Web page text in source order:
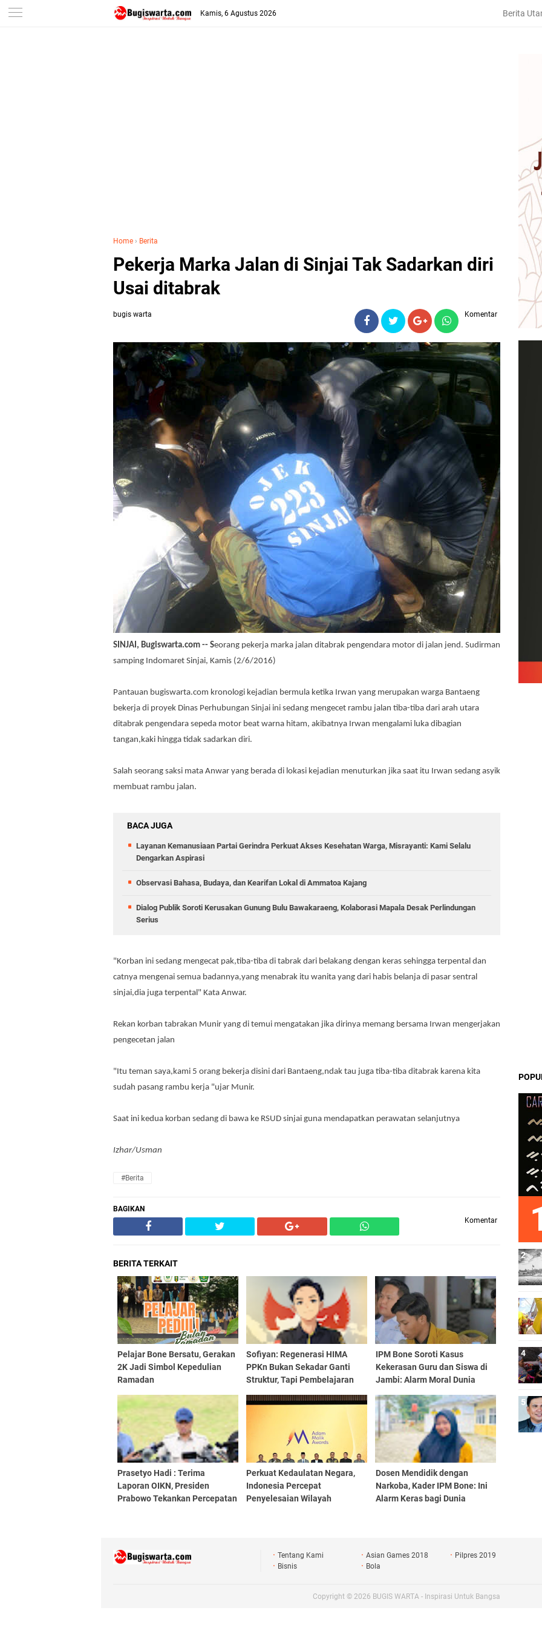
-->
Kamis, 6 Agustus 2026 Berita
Home › Berita
Pekerja Marka Jalan di Sinjai Tak Sadarkan diri
Usai ditabrak
bugis warta Komentar
SINJAI, Bugiswarta.com -- Seorang pekerja marka jalan ditabrak pengendara motor di jalan jend. Sudirman
samping Indomaret Sinjai, Kamis (2/6/2016)
Pantauan bugiswarta.com kronologi kejadian bermula ketika Irwan yang merupakan warga Bantaeng
bekerja di proyek Dinas Perhubungan Sinjai ini sedang mengecet rambu jalan tiba-tiba dari arah utara
ditabrak pengendara sepeda motor beat warna hitam, akibatnya Irwan mengalami luka dibagian
tangan,kaki hingga tidak sadarkan diri.
Salah seorang saksi mata Anwar yang berada di lokasi kejadian menuturkan jika saat itu Irwan sedang asyik
membuat rambu jalan.
BACA JUGA
Layanan Kemanusiaan Partai Gerindra Perkuat Akses Kesehatan Warga, Misrayanti: Kami Selalu
Dengarkan Aspirasi
Observasi Bahasa, Budaya, dan Kearifan Lokal di Ammatoa Kajang
Dialog Publik Soroti Kerusakan Gunung Bulu Bawakaraeng, Kolaborasi Mapala Desak Perlindungan
Serius
"Korban ini sedang mengecat pak,tiba-tiba di tabrak dari belakang dengan keras sehingga terpental dan
catnya mengenai semua badannya,yang menabrak itu wanita yang dari habis belanja di pasar sentral
sinjai,dia juga terpental" Kata Anwar.
Rekan korban tabrakan Munir yang di temui mengatakan jika dirinya memang bersama Irwan mengerjakan
pengecetan jalan
"Itu teman saya,kami 5 orang bekerja disini dari Bantaeng,ndak tau juga tiba-tiba ditabrak karena kita
sudah pasang rambu kerja "ujar Munir.
Saat ini kedua korban sedang di bawa ke RSUD sinjai guna mendapatkan perawatan selanjutnya
Izhar/Usman
#Berita
BAGIKAN
Komentar
BERITA TERKAIT
Pelajar Bone Bersatu, Gerakan
2K Jadi Simbol Kepedulian
Ramadan
Sofiyan: Regenerasi HIMA
PPKn Bukan Sekadar Ganti
Struktur, Tapi Pembelajaran
IPM Bone Soroti Kasus
Kekerasan Guru dan Siswa di
Jambi: Alarm Moral Dunia
Prasetyo Hadi : Terima
Laporan OIKN, Presiden
Prabowo Tekankan Percepatan
Perkuat Kedaulatan Negara,
Indonesia Percepat
Penyelesaian Wilayah
Dosen Mendidik dengan
Narkoba, Kader IPM Bone: Ini
Alarm Keras bagi Dunia
Tentang Kami Asian Games 2018
Pilpres 2019
Bisnis
Bola
Copyright © 2026 BUGIS WARTA - Inspirasi Untuk Bangsa